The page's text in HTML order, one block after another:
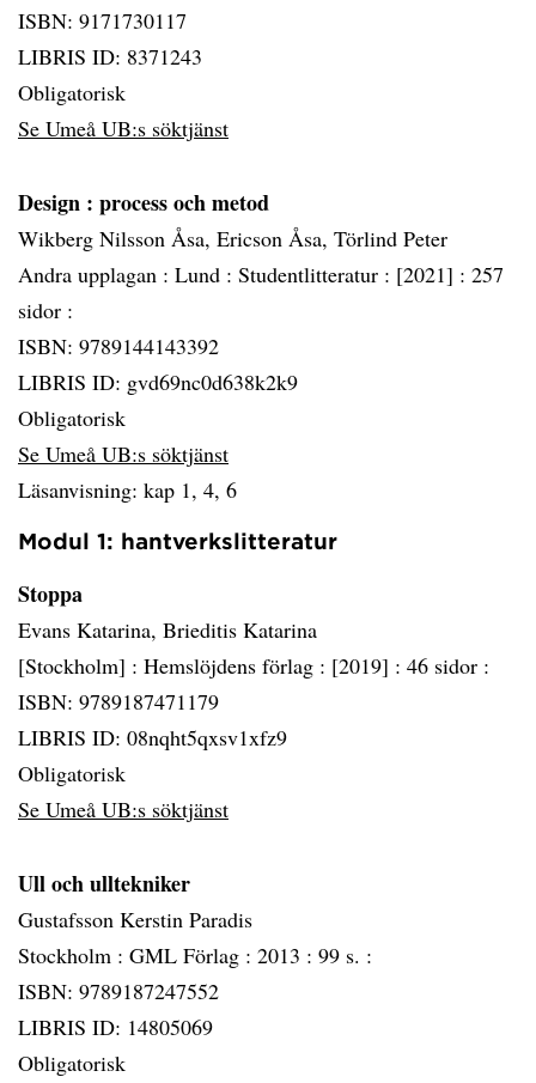
ISBN: 9171730117
LIBRIS ID: 8371243
Obligatorisk
Se Umeå UB:s söktjänst
Design : process och metod
Wikberg Nilsson Åsa, Ericson Åsa, Törlind Peter
Andra upplagan : Lund : Studentlitteratur : [2021] : 257
sidor :
ISBN: 9789144143392
LIBRIS ID: gvd69nc0d638k2k9
Obligatorisk
Se Umeå UB:s söktjänst
Läsanvisning: kap 1, 4, 6
Modul 1: hantverkslitteratur
Stoppa
Evans Katarina, Brieditis Katarina
[Stockholm] : Hemslöjdens förlag : [2019] : 46 sidor :
ISBN: 9789187471179
LIBRIS ID: 08nqht5qxsv1xfz9
Obligatorisk
Se Umeå UB:s söktjänst
Ull och ulltekniker
Gustafsson Kerstin Paradis
Stockholm : GML Förlag : 2013 : 99 s. :
ISBN: 9789187247552
LIBRIS ID: 14805069
Obligatorisk